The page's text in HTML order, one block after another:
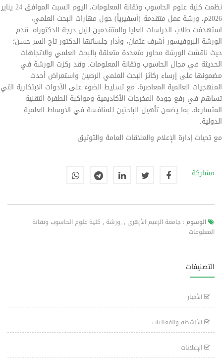
نظمت كلية علوم الحاسوب وتقانة المعلومات، اليوم السبت الموافق 24 يناير
2026م، ورشة عمل متقدمة (أسفيرياً) حول مهارات البحث العلمي،
استهدفت طلاب الدراسات العليا والمتقدمين لنيل درجة الدكتوراه. قدم
الورشة البروفيسور أشرف عثمان، وأدار جلساتها الدكتور تاج السر حسن؛
حيث ناقشت الورشة محاور متعددة متعلقة بالبحث العلمي والاتجاهات
الحديثة في مجال الحاسوب وتقانة المعلومات. وقد ركزت الورشة في
مضمونها على إرساء ركائز البحث العلمي الرصين واستعراض أحدث
المنهجيات العالمية المعاصرة، مع تسليط الضوء على الأدوات الابتكارية التي
تساهم في رفع جودة المخرجات الأكاديمية ومواكبة الطفرة التقنية
المتسارعة، بما يضمن تأهيل الباحثين للمنافسة في الأوساط العلمية
الدولية.
مع تحيات إدارة الإعلام والعلاقات العامة والتوثيق
مشاركة :
الوسوم : جامعة الزعيم الأزهري , ,ورشة , كلية علوم الحاسوب وتقانة
المعلومات
التصنيفات
الأخبار
الأنشطة والفعاليات
الإعلانات